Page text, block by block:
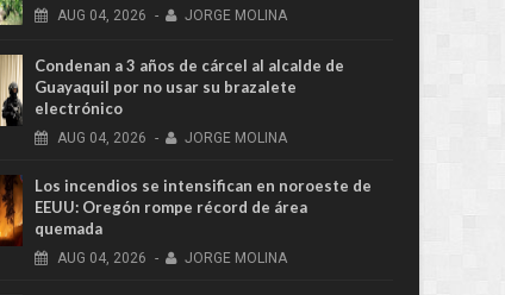
AUG 04, 2026 - JORGE MOLINA
Condenan a 3 años de cárcel al alcalde de
Guayaquil por no usar su brazalete
electrónico
AUG 04, 2026 - JORGE MOLINA
Los incendios se intensifican en noroeste de
EEUU: Oregón rompe récord de área
quemada
AUG 04, 2026 - JORGE MOLINA